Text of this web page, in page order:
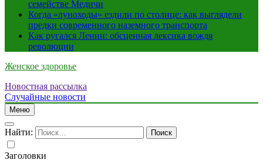
семействе Медичи
Когда «луноходы» ездили по столице: как выглядели
предки современного наземного транспорта
Как ругался Ленин: обсценная лексика вождя
революции
Женское здоровье
Новостная рассылка
Случайные новости
Меню
Найти:
Заголовки